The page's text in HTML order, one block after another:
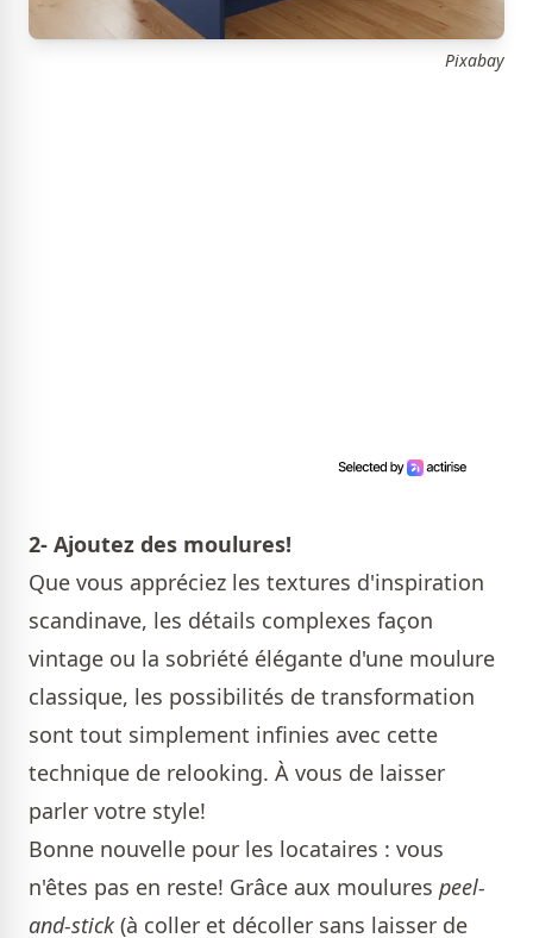
Pixabay
2- Ajoutez des moulures!
Que vous appréciez les textures d'inspiration
scandinave, les détails complexes façon
vintage ou la sobriété élégante d'une moulure
classique, les possibilités de transformation
sont tout simplement infinies avec cette
technique de relooking. À vous de laisser
parler votre style!
Bonne nouvelle pour les locataires : vous
n'êtes pas en reste! Grâce aux moulures peel-
and-stick (à coller et décoller sans laisser de